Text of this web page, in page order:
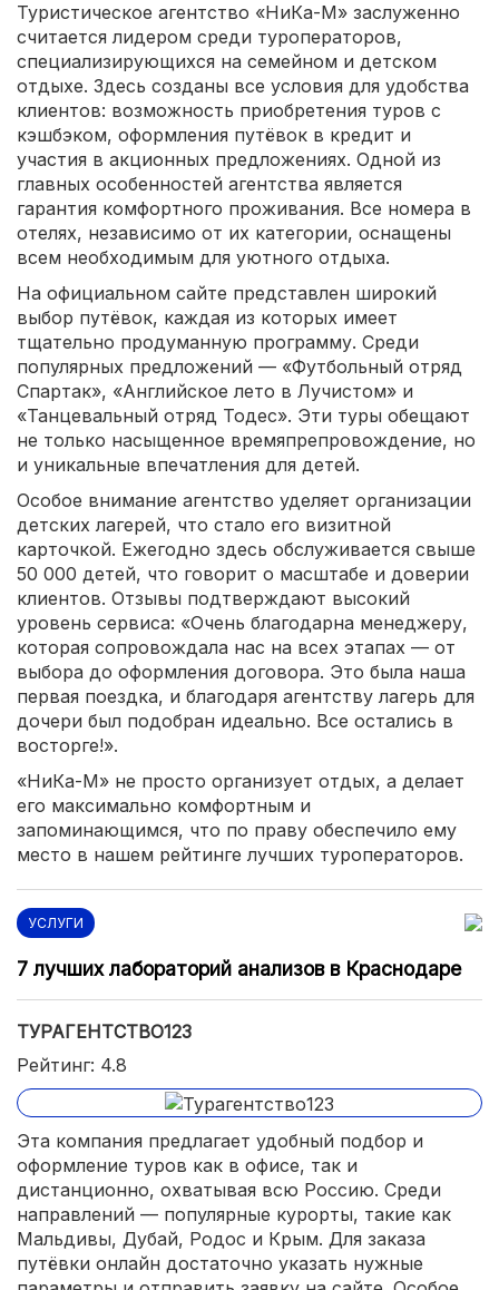
Туристическое агентство «НиКа-М» заслуженно
считается лидером среди туроператоров,
специализирующихся на семейном и детском
отдыхе. Здесь созданы все условия для удобства
клиентов: возможность приобретения туров с
кэшбэком, оформления путёвок в кредит и
участия в акционных предложениях. Одной из
главных особенностей агентства является
гарантия комфортного проживания. Все номера в
отелях, независимо от их категории, оснащены
всем необходимым для уютного отдыха.
На официальном сайте представлен широкий
выбор путёвок, каждая из которых имеет
тщательно продуманную программу. Среди
популярных предложений — «Футбольный отряд
Спартак», «Английское лето в Лучистом» и
«Танцевальный отряд Тодес». Эти туры обещают
не только насыщенное времяпрепровождение, но
и уникальные впечатления для детей.
Особое внимание агентство уделяет организации
детских лагерей, что стало его визитной
карточкой. Ежегодно здесь обслуживается свыше
50 000 детей, что говорит о масштабе и доверии
клиентов. Отзывы подтверждают высокий
уровень сервиса: «Очень благодарна менеджеру,
которая сопровождала нас на всех этапах — от
выбора до оформления договора. Это была наша
первая поездка, и благодаря агентству лагерь для
дочери был подобран идеально. Все остались в
восторге!».
«НиКа-М» не просто организует отдых, а делает
его максимально комфортным и
запоминающимся, что по праву обеспечило ему
место в нашем рейтинге лучших туроператоров.
УСЛУГИ
7 лучших лабораторий анализов в Краснодаре
ТУРАГЕНТСТВО123
Рейтинг: 4.8
Эта компания предлагает удобный подбор и
оформление туров как в офисе, так и
дистанционно, охватывая всю Россию. Среди
направлений — популярные курорты, такие как
Мальдивы, Дубай, Родос и Крым. Для заказа
путёвки онлайн достаточно указать нужные